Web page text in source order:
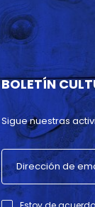
BOLETÍN
Sigue nuestras